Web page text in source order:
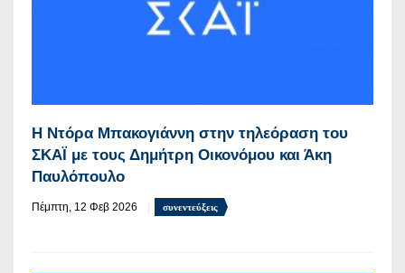
Η Ντόρα Μπακογιάννη στην τηλεόραση του
ΣΚΑΪ με τους Δημήτρη Οικονόμου και Άκη
Παυλόπουλο
Πέμπτη, 12 Φεβ 2026 συνεντεύξεις